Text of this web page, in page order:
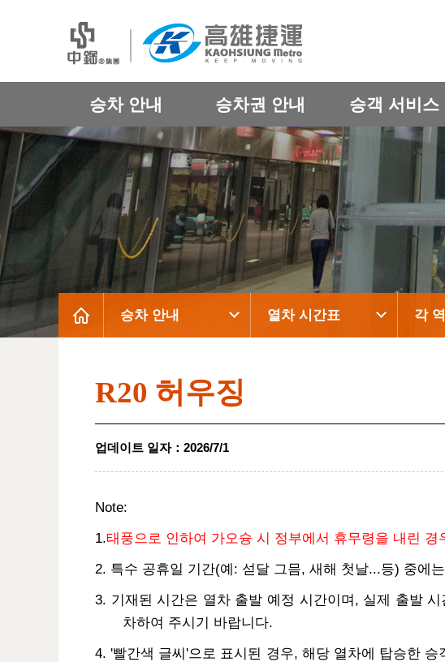
승차 안내 승차권 안내 승객 서비스
승차 안내 열차 시간표 각
R20 허우징
업데이트 일자： 2026/7/1
Note:
1.태풍으로 인하여 가오슝 시 정부에서 휴무령을 내린
2. 특수 공휴일 기간(예: 섣달 그믐, 새해 첫날...등) 중에
3. 기재된 시간은 열차 출발 예정 시간이며, 실제 출발
차하여 주시기 바랍니다.
4. '빨간색 글씨'으로 표시된 경우, 해당 열차에 탑승한